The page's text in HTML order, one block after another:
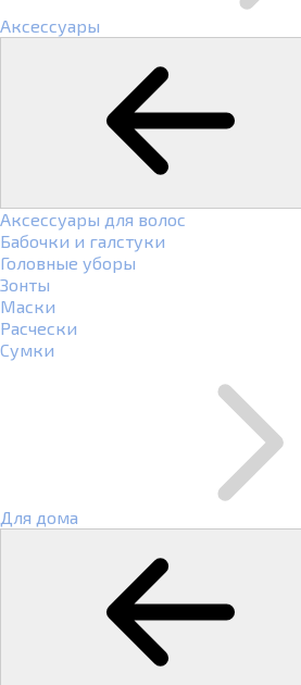
Аксессуары
Аксессуары для волос
Бабочки и галстуки
Головные уборы
Зонты
Маски
Расчески
Сумки
Для дома